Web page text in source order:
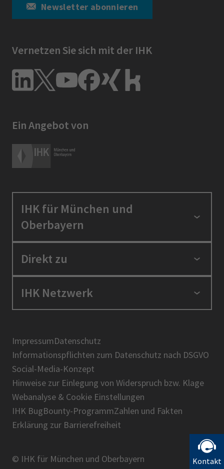
Kontakt
Newsletter abonnieren
Vernetzen Sie sich mit der IHK
Ein Angebot von
IHK für München und
Oberbayern
Standortpolitik
Berufszugang
Über uns
Direkt zu
Positionen
Presse
IHK-Magazin
IHK Netzwerk
BIHK
DIHK
AHK
IHK-Standortportal Bayern
ImpressumDatenschutz
Informationspflichten zum Datenschutz nach DSGVO
Social-Media-Konzept
Hinweise zur Einlegung von Widerspruch bzw. Klage
Webanalyse & Cookie Einstellungen
IHK BugBounty-ProgrammZahlen und Fakten
Erklärung zur Barrierefreiheit
© IHK für München und Oberbayern